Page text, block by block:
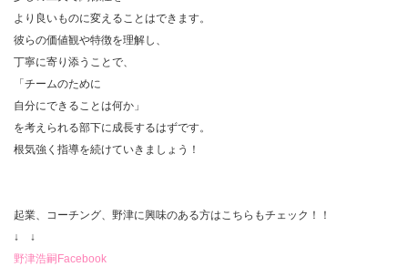
より良いものに変えることはできます。
彼らの価値観や特徴を理解し、
丁寧に寄り添うことで、
「チームのために
自分にできることは何か」
を考えられる部下に成長するはずです。
根気強く指導を続けていきましょう！
起業、コーチング、野津に興味のある方はこちらもチェック！！
↓ ↓
野津浩嗣Facebook